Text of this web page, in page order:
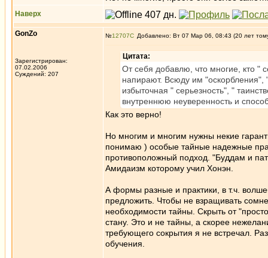
Наверх
GonZo
Зарегистрирован:
07.02.2006
Суждений: 207
№12707 Добавлено: Вт 07 Мар 06, 08:43 (20 лет
Цитата:
От себя добавлю, что многие, кто "
напирают. Всюду им "оскорбления",
избыточная " серьезность", "
внутреннюю неуверенность и
Как это верно!
Но многим и многим нужны некие
понимаю ) особые тайные надежные
противоположный подход. "Буддам и
Амидаизм которому учил Хонэн.
А формы разные и практики, в т.ч.
предложить. Чтобы не взращивать
необходимости тайны. Скрыть от
стану. Это и не тайны, а скорее
требующего сокрытия я не встречал.
обучения.